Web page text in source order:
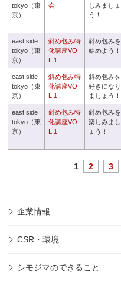
tokyo（東
京）
会
しみましょ
う！
east side
tokyo（東
京）
斜め包み特
化講座VO
L.1
斜め包みを
始めよう！
east side
tokyo（東
京）
斜め包み特
化講座VO
L.1
斜め包みを
好きになり
ましょう！
east side
tokyo（東
京）
斜め包み特
化講座VO
L.1
斜め包みを
楽しみまし
ょう！
1 2 3
企業情報
CSR・環境
シモジマのできること